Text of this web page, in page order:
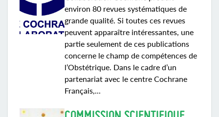
environ 80 revues systématiques de
grande qualité. Si toutes ces revues
peuvent apparaître intéressantes, une
partie seulement de ces publications
concerne le champ de compétences de
l’Obstétrique. Dans le cadre d’un
partenariat avec le centre Cochrane
Français,...